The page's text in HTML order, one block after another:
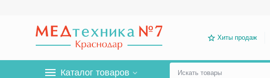
Хиты продаж
Каталог товаров